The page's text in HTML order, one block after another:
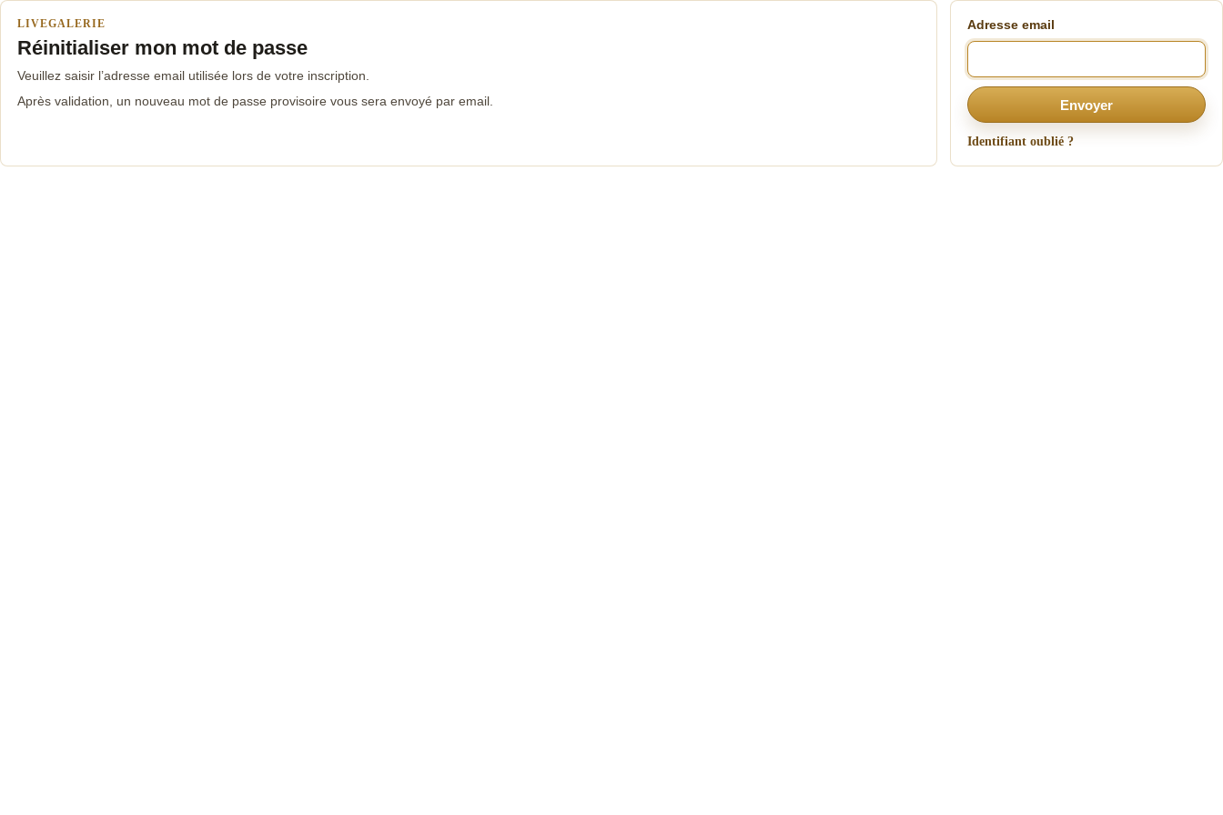
LIVEGALERIE
Réinitialiser mon mot de passe
Veuillez saisir l’adresse email utilisée lors de votre inscription.
Après validation, un nouveau mot de passe provisoire vous sera envoyé par email.
Adresse email
Envoyer
Identifiant oublié ?